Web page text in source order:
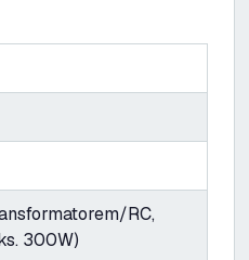
RC,
300W)